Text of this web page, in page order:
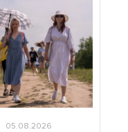
05.08.2026